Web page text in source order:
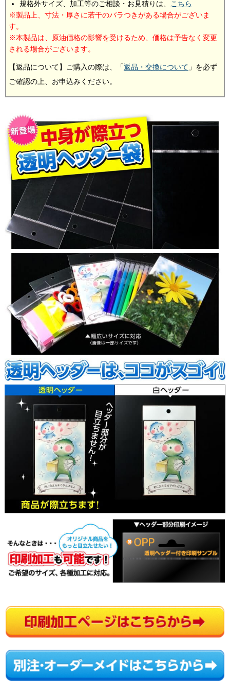
規格外サイズ、加工等のご相談・お見積りは、
こちら
製品上、寸法・厚さに若干のバラつきがある場合がございま
す。
本製品は、原油価格の影響を受けるため、価格は予告なく変更
される場合がございます。
【返品について】ご購入の際は、「返品・交換について 」を必ず
ご確認の上、お申込みください。